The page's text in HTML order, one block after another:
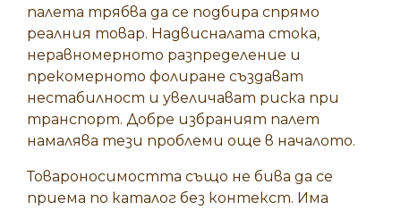
палета трябва да се подбира спрямо
реалния товар. Надвисналата стока,
неравномерното разпределение и
прекомерното фолиране създават
нестабилност и увеличават риска при
транспорт. Добре избраният палет
намалява тези проблеми още в началото.
Товароносимостта също не бива да се
приема по каталог без контекст. Има